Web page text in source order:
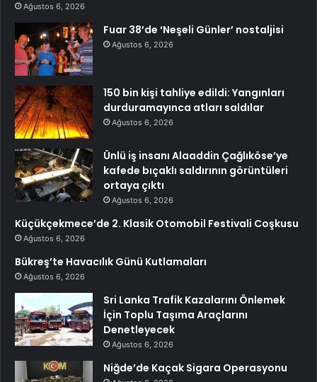
Ağustos 6, 2026
Fuar 38’de ‘Neşeli Günler’ nostaljisi
Ağustos 6, 2026
150 bin kişi tahliye edildi: Yangınları
durduramayınca atları saldılar
Ağustos 6, 2026
Ünlü iş insanı Alaaddin Çağlıköse’ye
kafede bıçaklı saldırının görüntüleri
ortaya çıktı
Ağustos 6, 2026
Küçükçekmece’de 2. Klasik Otomobil Festivali Coşkusu
Ağustos 6, 2026
Bükreş’te Havacılık Günü Kutlamaları
Ağustos 6, 2026
Sri Lanka Trafik Kazalarını Önlemek
İçin Toplu Taşıma Araçlarını
Denetleyecek
Ağustos 6, 2026
Niğde’de Kaçak Sigara Operasyonu